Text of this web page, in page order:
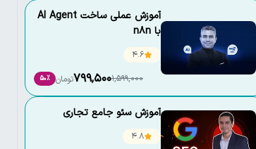
آموزش عملی ساخت AI Agent
با n8n
4.6
1,599,000
799,500تومان 50٪
آموزش سئو جامع تجاری
4.8